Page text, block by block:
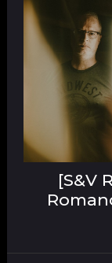
[S&V